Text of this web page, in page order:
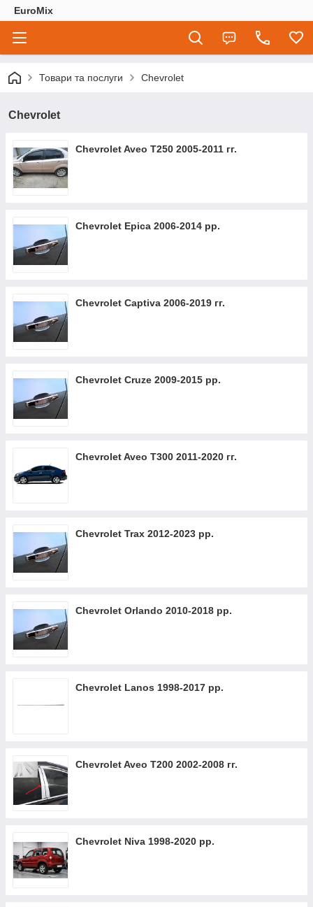
EuroMix
Товари та послуги Chevrolet
Chevrolet
Chevrolet Aveo T250 2005-2011 гг.
Chevrolet Epica 2006-2014 рр.
Chevrolet Captiva 2006-2019 гг.
Chevrolet Cruze 2009-2015 рр.
Chevrolet Aveo T300 2011-2020 гг.
Chevrolet Trax 2012-2023 рр.
Chevrolet Orlando 2010-2018 рр.
Chevrolet Lanos 1998-2017 рр.
Chevrolet Aveo T200 2002-2008 гг.
Chevrolet Niva 1998-2020 рр.